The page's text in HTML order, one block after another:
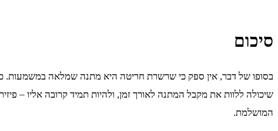
סיכום
בסופו של דבר, אין ספק כי שרשרת חריטה היא מתנה שמלאה במשמעות.
שיכולה ללוות את מקבל המתנה לאורך זמן, ולהיות תמיד קרובה אליו
המושלמת.